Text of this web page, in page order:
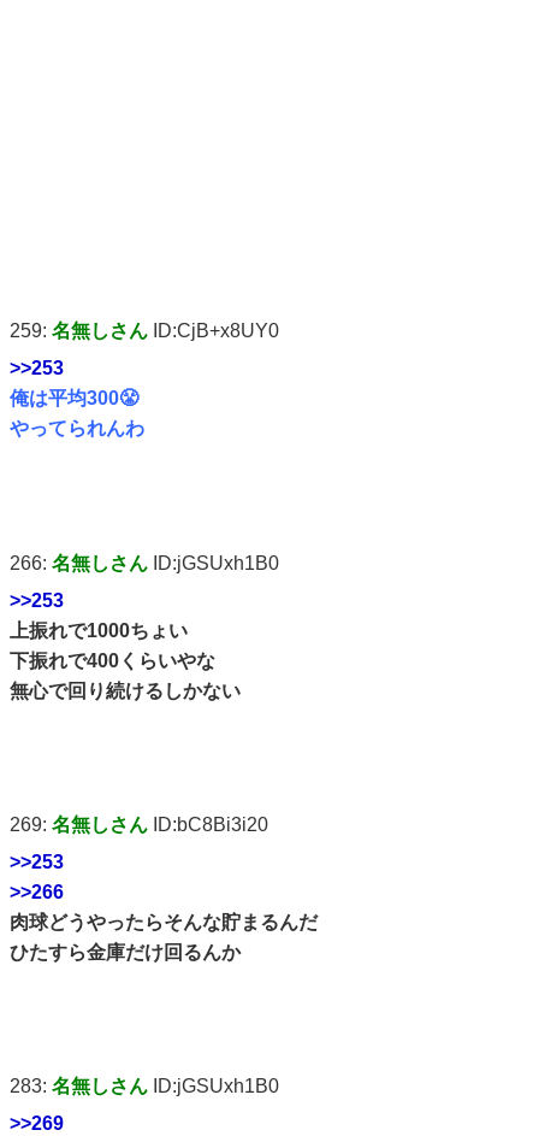
259: 名無しさん ID:CjB+x8UY0
>>253
俺は平均300😤
やってられんわ
266: 名無しさん ID:jGSUxh1B0
>>253
上振れで1000ちょい
下振れで400くらいやな
無心で回り続けるしかない
269: 名無しさん ID:bC8Bi3i20
>>253
>>266
肉球どうやったらそんな貯まるんだ
ひたすら金庫だけ回るんか
283: 名無しさん ID:jGSUxh1B0
>>269